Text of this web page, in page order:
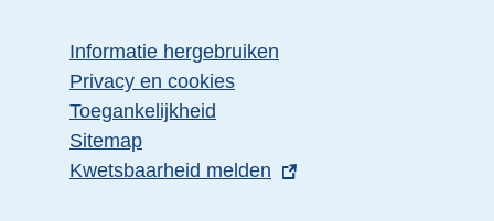
Informatie hergebruiken
Privacy en cookies
Toegankelijkheid
Sitemap
E
Kwetsbaarheid melden